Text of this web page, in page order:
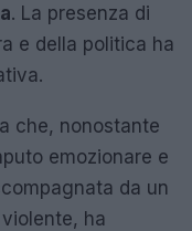
. La presenza di
e della politica ha
che, nonostante
emozionare e
da un
ha